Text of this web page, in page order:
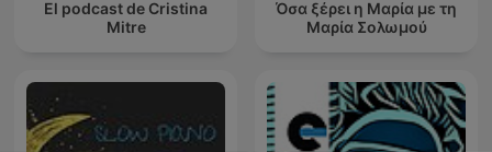
El podcast de Cristina
Mitre
Όσα ξέρει η Μαρία με τη
Μαρία Σολωμού